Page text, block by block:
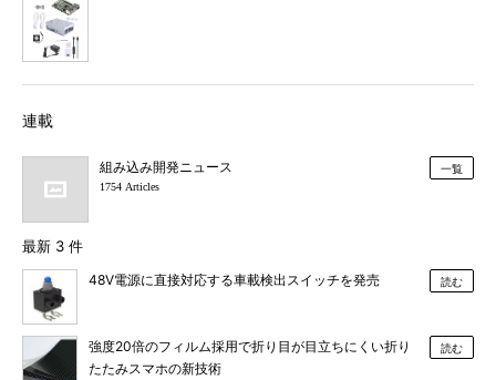
連載
組み込み開発ニュース
1754 Articles
一覧
最新 3 件
48V電源に直接対応する車載検出スイッチを発売 読む
強度20倍のフィルム採用で折り目が目立ちにくい折り
たたみスマホの新技術
読む